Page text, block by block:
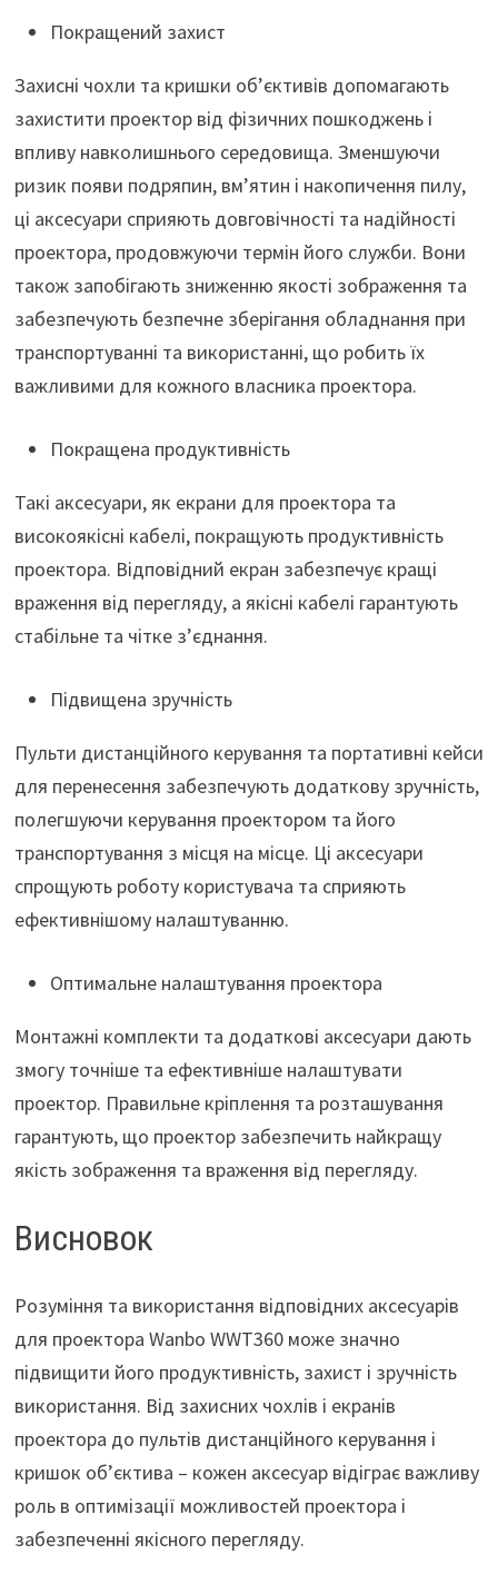
Покращений захист
Захисні чохли та кришки об’єктивів допомагають
захистити проектор від фізичних пошкоджень і
впливу навколишнього середовища. Зменшуючи
ризик появи подряпин, вм’ятин і накопичення пилу,
ці аксесуари сприяють довговічності та надійності
проектора, продовжуючи термін його служби. Вони
також запобігають зниженню якості зображення та
забезпечують безпечне зберігання обладнання при
транспортуванні та використанні, що робить їх
важливими для кожного власника проектора.
Покращена продуктивність
Такі аксесуари, як екрани для проектора та
високоякісні кабелі, покращують продуктивність
проектора. Відповідний екран забезпечує кращі
враження від перегляду, а якісні кабелі гарантують
стабільне та чітке з’єднання.
Підвищена зручність
Пульти дистанційного керування та портативні кейси
для перенесення забезпечують додаткову зручність,
полегшуючи керування проектором та його
транспортування з місця на місце. Ці аксесуари
спрощують роботу користувача та сприяють
ефективнішому налаштуванню.
Оптимальне налаштування проектора
Монтажні комплекти та додаткові аксесуари дають
змогу точніше та ефективніше налаштувати
проектор. Правильне кріплення та розташування
гарантують, що проектор забезпечить найкращу
якість зображення та враження від перегляду.
Висновок
Розуміння та використання відповідних аксесуарів
для проектора Wanbo WWT360 може значно
підвищити його продуктивність, захист і зручність
використання. Від захисних чохлів і екранів
проектора до пультів дистанційного керування і
кришок об’єктива – кожен аксесуар відіграє важливу
роль в оптимізації можливостей проектора і
забезпеченні якісного перегляду.